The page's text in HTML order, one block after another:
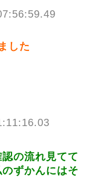
した
の流れ見てて
ずかんにはそ